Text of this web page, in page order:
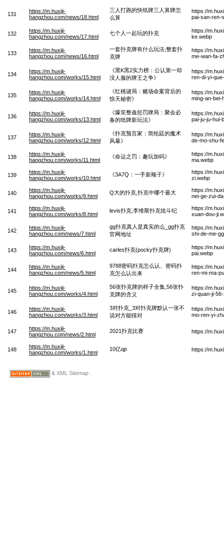
131
https://m.huxiji-
hangzhou.com/news/18.html
三人打跑的快纸牌三人算牌怎
么算
https://
pai-san-ren-
132
https://m.huxiji-
hangzhou.com/news/17.html
七个人一起玩的扑克
https://
ke.webp
133
https://m.huxiji-
hangzhou.com/news/16.html
一套扑克牌有什么玩法;整套扑
克牌
https://
me-wan-fa-
134
https://m.huxiji-
hangzhou.com/works/15.html
《黑K黑2实力榜：公认第一却
没人服的牌王之争》
https://
ren-di-yi-
135
https://m.huxiji-
hangzhou.com/works/14.html
《红桃谜局：赌场命案背后的
惊天秘密》
https://
ming-an-bei-
136
https://m.huxiji-
hangzhou.com/works/13.html
《爆笑整蛊惩罚牌局：聚会必
备的纸牌新玩法》
https://
pai-ju-ju-hui-
137
https://m.huxiji-
hangzhou.com/works/12.html
《扑克预言家：简纶廷的魔术
风暴》
https://
de-mo-shu-
138
https://m.huxiji-
hangzhou.com/works/11.html
《命运之罚：趣玩加码》
https://
ma.webp
139
https://m.huxiji-
hangzhou.com/works/10.html
《3A7Q：一手新顺子》
https://
zi.webp
140
https://m.huxiji-
hangzhou.com/works/9.html
Q大的扑克,扑克中哪个最大
https://
nei-ge-zui-
141
https://m.huxiji-
hangzhou.com/works/8.html
levis扑克,李维斯扑克炫斗纪
https://
xuan-dou-
142
https://m.huxiji-
hangzhou.com/news/7.html
gg扑克真人是真实的么_gg扑克
官网地址
https://
shi-de-me-
143
https://m.huxiji-
hangzhou.com/news/6.html
carles扑克(pocky扑克牌)
https://
pai.webp
144
https://m.huxiji-
hangzhou.com/news/5.html
9788密码扑克怎么认、密码扑
克怎么认出来
https://
ren-mi-ma-
145
https://m.huxiji-
hangzhou.com/works/4.html
56张扑克牌的样子全集,56张扑
克牌的含义
https://
zi-quan-ji-
146
https://m.huxiji-
hangzhou.com/works/3.html
3对扑克_3对扑克牌默认一张不
说对方能猜对
https://
mo-ren-yi-
147
https://m.huxiji-
hangzhou.com/news/2.html
2021扑克比赛 https://
148
https://m.huxiji-
hangzhou.com/works/1.html
10亿qp https://
& XML Sitemap .